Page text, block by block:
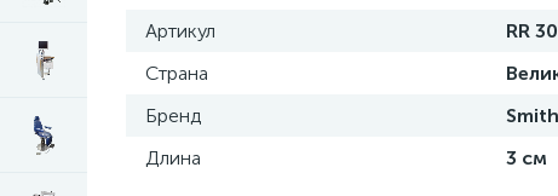
Артикул
RR
Страна
Бренд
Длина
3 см